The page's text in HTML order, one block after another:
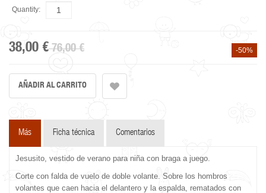
Quantity:
38,00 € 76,00 € -50%
Más Ficha técnica Comentarios
Jesusito, vestido de verano para niña con braga a juego.
Corte con falda de vuelo de doble volante. Sobre los hombros
volantes que caen hacia el delantero y la espalda, rematados con